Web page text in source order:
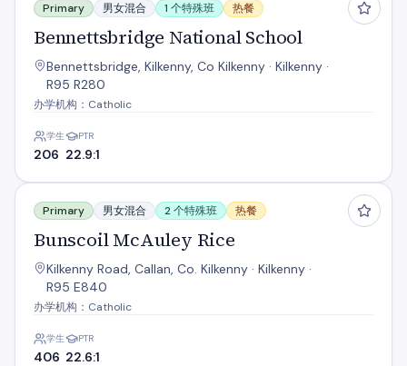
Primary 男女混合 1 个特殊班 热餐
Bennettsbridge National School
Bennettsbridge, Kilkenny, Co Kilkenny · Kilkenny ·
R95 R280
办学机构：Catholic
学生
206
PTR
22.9:1
Bunscoil McAuley Rice
Primary 男女混合 2 个特殊班 热餐
Bunscoil McAuley Rice
Kilkenny Road, Callan, Co. Kilkenny · Kilkenny ·
R95 E840
办学机构：Catholic
学生
406
PTR
22.6:1